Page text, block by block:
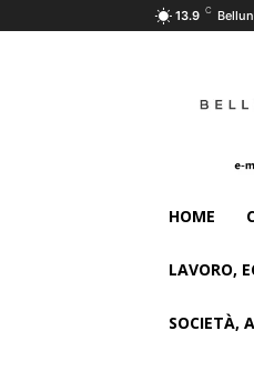
13.9 C
HOME
LAVORO,
SOCIETÀ,